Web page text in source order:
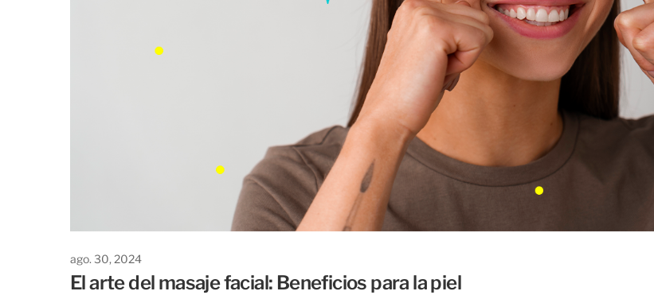
ago. 30, 2024
El arte del masaje facial: Beneficios para la piel